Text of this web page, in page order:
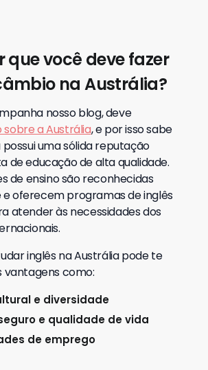
quevocê deve fazer
na Austrália?
nosso blog, deve
sobre a Austrália, e por isso sabe
uma sólida reputação
de educação de alta qualidade.
de ensino são reconhecidas
oferecem programas de inglês
atender às necessidades dos
inglês na Austrália pode te
vantagens como:
e diversidade
e qualidade de vida
de emprego